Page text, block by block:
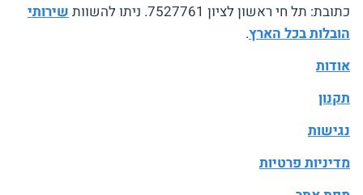
כתובת: תל חי ראשון לציון 7527761. ניתו להשוות
שירותי
הובלות בכל הארץ.
אודות
תקנון
נגישות
מדיניות פרטיות